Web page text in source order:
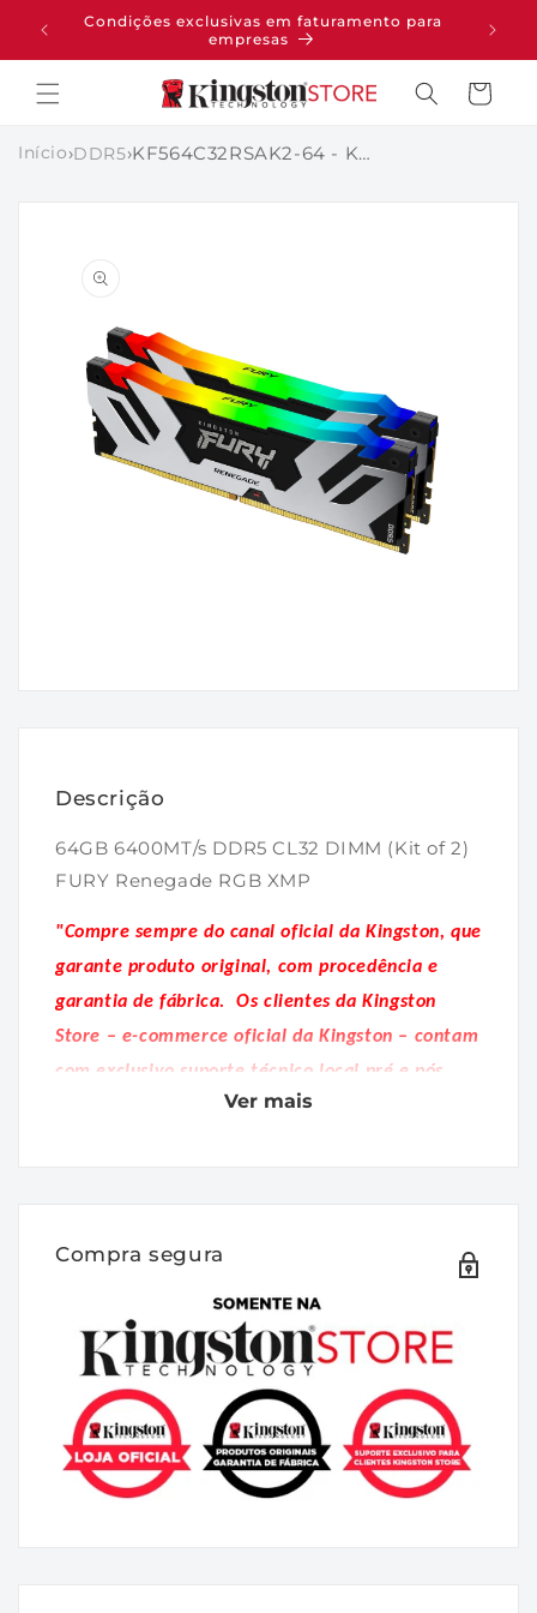
PARA OCondições exclusivas em faturamento para
empresas
Carrinho
Início›DDR5› KF564C32RSAK2-64 - Kit de módulos de memória de 64GB (2 x 32GB) DIMM DDR5 6400Mhz FURY Renegade RGB 1,4V 2Rx8 288 pinos para desktop / gamers.
INFORMAÇÕES
Descrição
64GB 6400MT/s DDR5 CL32 DIMM (Kit of 2)
FURY Renegade RGB XMP
"Compre sempre do canal oficial da Kingston, que
garante produto original, com procedência e
garantia de fábrica.Os clientes da Kingston
Store – e-commerce oficial da Kingston – contam
com exclusivo suporte técnico local pré e pós
32GB) DDR5-6400 CL32 SDRAM (DRAM
síncrona) 2Rx8, com base em dezesseis
componentes FBGA 2G x 8 bits por módulo.
O modulo suporta Intel® Extreme Memory
Profiles (Intel® XMP) 3.0. Cada módulo foi
testado para funcionar em DDR5-6400 em
baixa latência com temporização de 32-39-
39 em 1.4V. Parâmetros de tempo adicionais
Ver mais
Compra segura